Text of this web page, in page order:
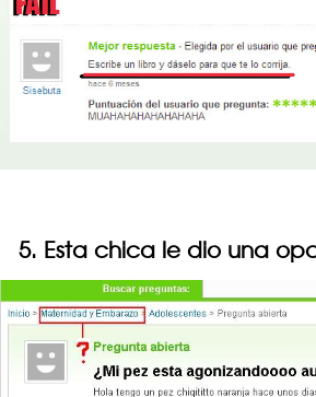
5. Esta chica le dio una